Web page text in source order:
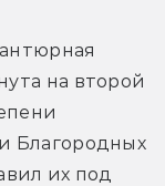
на второй
Благородных
их под